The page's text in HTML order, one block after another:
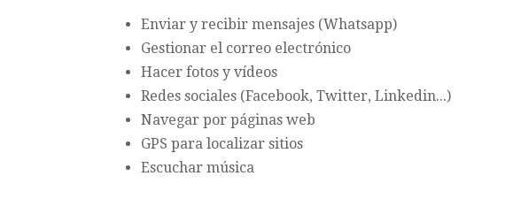
Enviar y recibir mensajes (Whatsapp)
Gestionar el correo electrónico
Hacer fotos y vídeos
Redes sociales (Facebook, Twitter, Linkedin...)
Navegar por páginas web
GPS para localizar sitios
Escuchar música